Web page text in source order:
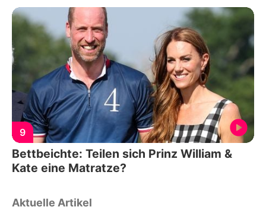
9
Bettbeichte: Teilen sich Prinz William &
Kate eine Matratze?
Aktuelle Artikel